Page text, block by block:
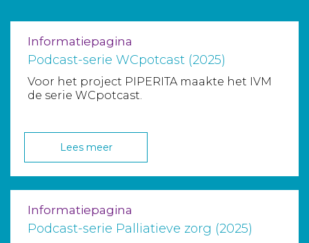
Informatiepagina
Podcast-serie WCpotcast (2025)
Voor het project PIPERITA maakte het IVM
de serie WCpotcast.
Lees meer
Informatiepagina
Podcast-serie Palliatieve zorg (2025)